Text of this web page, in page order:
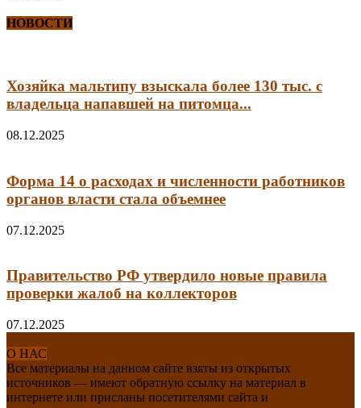
НОВОСТИ
Хозяйка мальтипу взыскала более 130 тыс. с
владельца напавшей на питомца...
08.12.2025
Форма 14 о расходах и численности работников
органов власти стала объемнее
07.12.2025
Правительство РФ утвердило новые правила
проверки жалоб на коллекторов
07.12.2025
О НАС
Все материалы на данном сайте взяты из открытых
источников — имеют обратную ссылку на материал в
интернете или присланы посетителями сайта и